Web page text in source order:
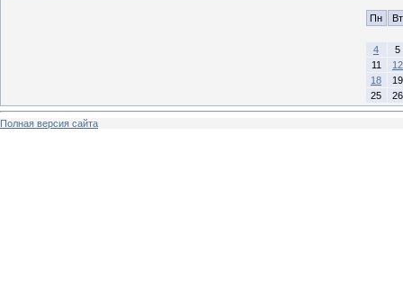
Пн Вт
4
5
11
12
18
19
25
26
Полная версия сайта